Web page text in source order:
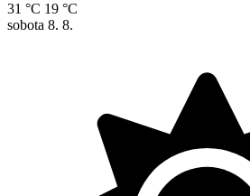
31 °C 19 °C
sobota 8. 8.